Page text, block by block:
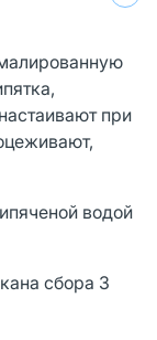
при
водой
сбора 3